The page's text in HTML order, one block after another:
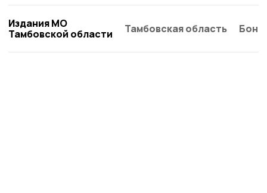
Издания МО
Тамбовской области
Тамбовская область